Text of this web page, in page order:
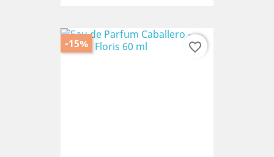
-15% favorite_border